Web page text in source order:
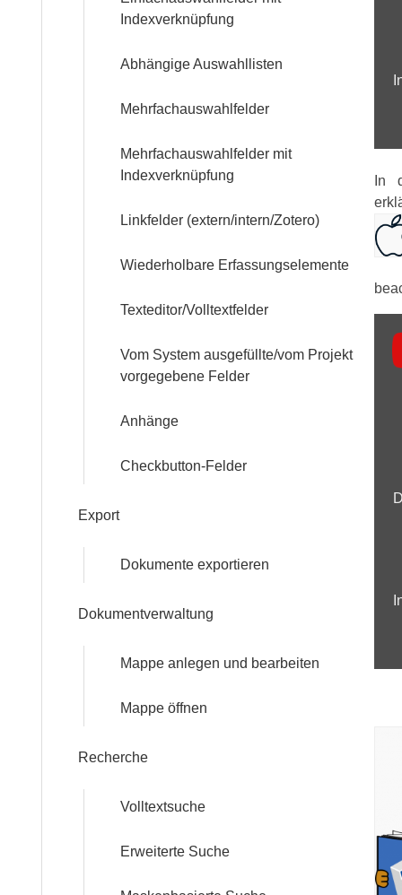
Indexverknüpfung
Abhängige Auswahllisten
Mehrfachauswahlfelder
Mehrfachauswahlfelder mit
Indexverknüpfung
Linkfelder (extern/intern/Zotero)
Wiederholbare Erfassungselemente
Texteditor/Volltextfelder
Vom System ausgefüllte/vom Projekt
vorgegebene Felder
Anhänge
Checkbutton-Felder
Export
Dokumente exportieren
Dokumentverwaltung
Mappe anlegen und bearbeiten
Mappe öffnen
Recherche
Volltextsuche
Erweiterte Suche
In
von